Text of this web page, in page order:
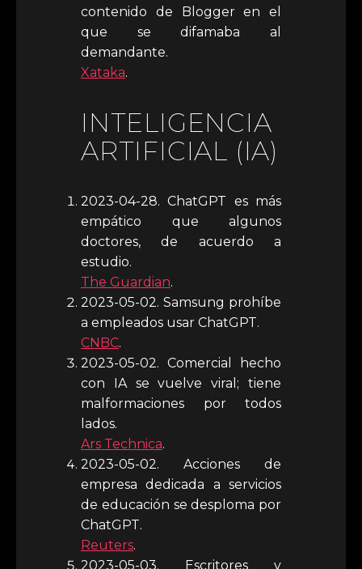
contenido de Blogger en el
que se difamaba al
demandante.
Xataka.
INTELIGENCIA
ARTIFICIAL (IA)
2023-04-28. ChatGPT es más
empático que algunos
doctores, de acuerdo a
estudio.
The Guardian.
2023-05-02. Samsung prohíbe
a empleados usar ChatGPT.
CNBC.
2023-05-02. Comercial hecho
con IA se vuelve viral; tiene
malformaciones por todos
lados.
Ars Technica.
2023-05-02. Acciones de
empresa dedicada a servicios
de educación se desploma por
ChatGPT.
Reuters.
2023-05-03. Escritores y